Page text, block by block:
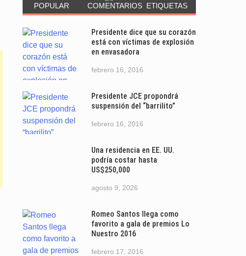
POPULAR COMENTARIOS ETIQUETAS
Presidente dice que su corazón
está con víctimas de explosión
en envasadora
febrero 16, 2016
Presidente JCE propondrá
suspensión del “barrilito”
febrero 16, 2016
Una residencia en EE. UU.
podría costar hasta
US$250,000
agosto 9, 2026
Romeo Santos llega como
favorito a gala de premios Lo
Nuestro 2016
febrero 17, 2016